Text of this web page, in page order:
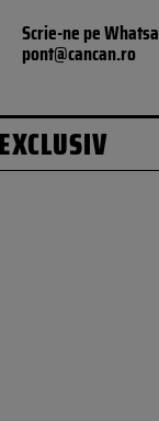
Scrie-ne pe
pont@cancan.ro
EXCLUSIV